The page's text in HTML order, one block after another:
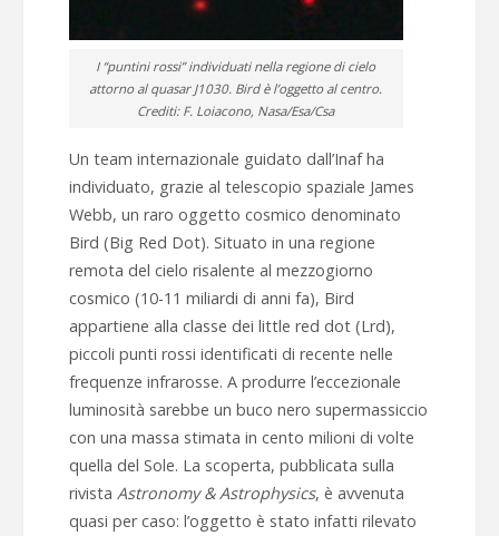
I “puntini rossi” individuati nella regione di cielo
attorno al quasar J1030. Bird è l’oggetto al centro.
Crediti: F. Loiacono, Nasa/Esa/Csa
Un team internazionale guidato dall’Inaf ha
individuato, grazie al telescopio spaziale James
Webb, un raro oggetto cosmico denominato
Bird (Big Red Dot). Situato in una regione
remota del cielo risalente al mezzogiorno
cosmico (10-11 miliardi di anni fa), Bird
appartiene alla classe dei little red dot (Lrd),
piccoli punti rossi identificati di recente nelle
frequenze infrarosse. A produrre l’eccezionale
luminosità sarebbe un buco nero supermassiccio
con una massa stimata in cento milioni di volte
quella del Sole. La scoperta, pubblicata sulla
rivista Astronomy & Astrophysics, è avvenuta
quasi per caso: l’oggetto è stato infatti rilevato